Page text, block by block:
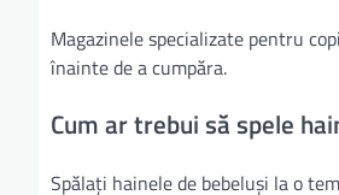
Magazinele specializate pentru
înainte de a cumpăra.
Cum ar trebui să spele
Spălați hainele de bebeluși la o